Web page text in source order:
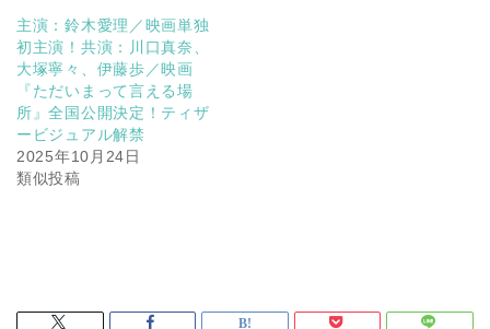
主演：鈴木愛理／映画単独
初主演！共演：川口真奈、
大塚寧々、伊藤歩／映画
『ただいまって言える場
所』全国公開決定！ティザ
ービジュアル解禁
2025年10月24日
類似投稿